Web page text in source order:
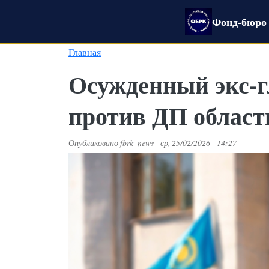
Фонд-бюро
Главная
Осужденный экс-
против ДП
Опубликованоfbrk_news- ср, 25/02/2026 - 14:27